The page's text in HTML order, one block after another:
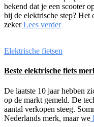
bekend dat je een scooter
bij de elektrische step? Het
zekerLees verder
Elektrische fietsen
Beste elektrische fiets
De laatste 10 jaar hebben
op de markt gemeld. De
aantal verkopen steeg.
Nederlands merk, maar we